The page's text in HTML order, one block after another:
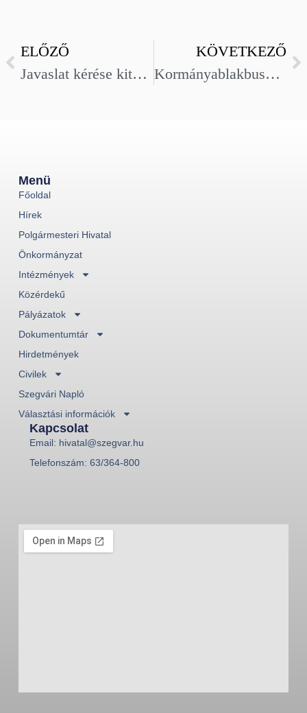
ELŐZŐ
Javaslat kérése kitüntetések adományozására
KÖVETKEZŐ
Kormányablakbusz érkezik Szegvárra 05.07.
Menü
Főoldal
Hírek
Polgármesteri Hivatal
Önkormányzat
Intézmények
Közérdekű
Pályázatok
Dokumentumtár
Hirdetmények
Civilek
Szegvári Napló
Választási információk
Kapcsolat
Email: hivatal@szegvar.hu
Telefonszám: 63/364-800